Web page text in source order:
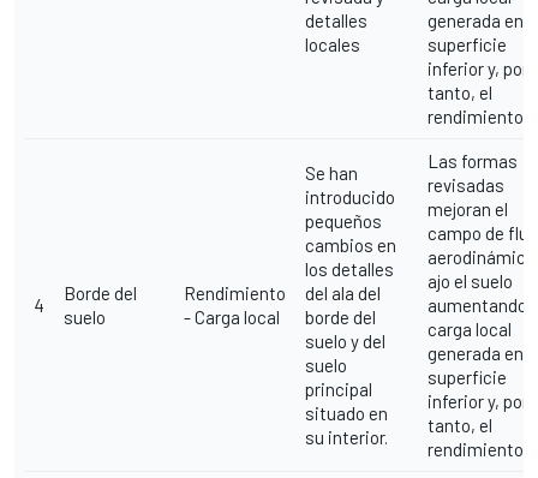
detalles
locales
generada en
superficie
inferior y, por
tanto, el
rendimiento.
4
Borde del
suelo
Rendimiento
- Carga local
Se han
introducido
pequeños
cambios en
los detalles
del ala del
borde del
suelo y del
suelo
principal
situado en
su interior.
Las formas
revisadas
mejoran el
campo de
aerodinámico
ajo el suelo
aumentando
carga local
generada en
superficie
inferior y, por
tanto, el
rendimiento.